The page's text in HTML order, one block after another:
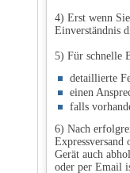
4) Erst wenn
Einverständnis
5) Für schnelle
detaillierte
einen
falls
6) Nach
Gerät auch
oder per Email